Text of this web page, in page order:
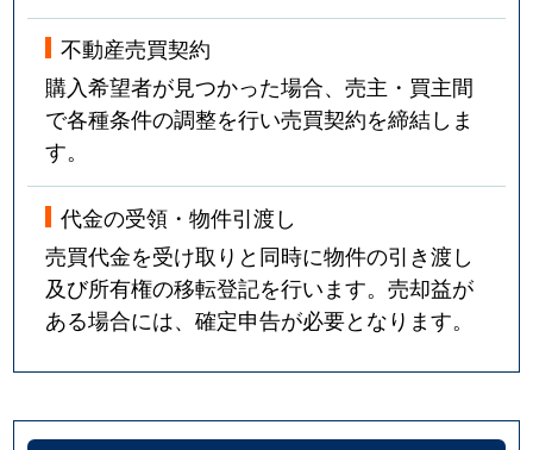
不動産売買契約
購入希望者が見つかった場合、売主・買主間
で各種条件の調整を行い売買契約を締結しま
す。
代金の受領・物件引渡し
売買代金を受け取りと同時に物件の引き渡し
及び所有権の移転登記を行います。売却益が
ある場合には、確定申告が必要となります。